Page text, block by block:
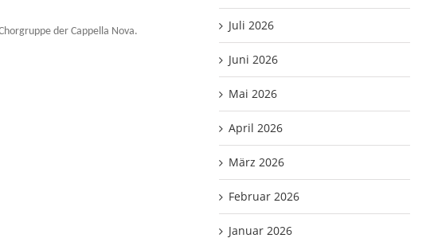
der Cappella Nova. Juli 2026
Juni 2026
Mai 2026
April 2026
März 2026
Februar 2026
Januar 2026